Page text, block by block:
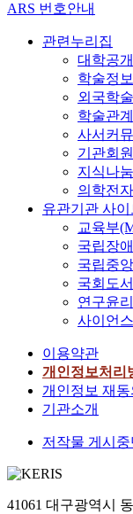
ARS 번호안내
관련누리집
대학공
학술정
외국학
학술관
사서커
기관회원
지식나
의학전
유관기관 사이
교육부
국립장
국립중
국회도
연구윤
사이언
이용약관
개인정보처리
개인정보 재동
기관소개
저작물 게시중
41061 대구광역시